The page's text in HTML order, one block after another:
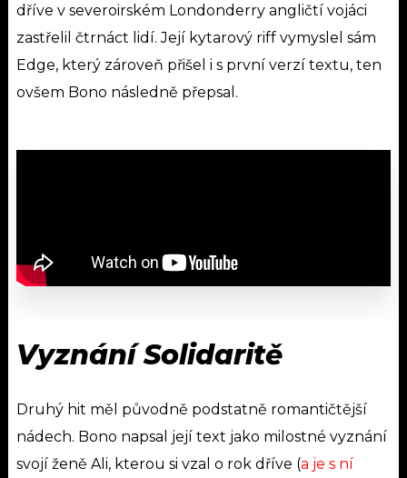
dříve v severoirském Londonderry angličtí vojáci
zastřelil čtrnáct lidí. Její kytarový riff vymyslel sám
Edge, který zároveň přišel i s první verzí textu, ten
ovšem Bono následně přepsal.
Vyznání Solidaritě
Druhý hit měl původně podstatně romantičtější
nádech. Bono napsal její text jako milostné vyznání
svojí ženě Ali, kterou si vzal o rok dříve (a je s ní